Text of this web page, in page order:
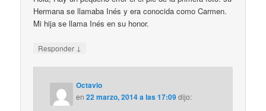
Hermana se llamaba Inés y era conocida como Carmen.
Mi hija se llama Inés en su honor.
Responder ↓
Octavio
en22 marzo, 2014 a las 17:09dijo: